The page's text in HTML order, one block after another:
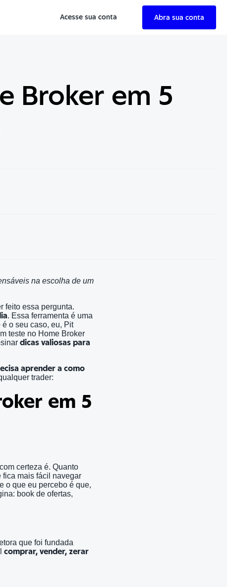
Acesse sua conta Abra sua conta
Broker em 5
na escolha de um
feito essa pergunta.
. Essa ferramenta é uma
o seu caso, eu, Pit
teste no Home Broker
dicas valiosas para
aprender a como
trader:
em 5
certeza é. Quanto
fica mais fácil navegar
o que eu percebo é que,
book de ofertas,
que foi fundada
comprar, vender, zerar